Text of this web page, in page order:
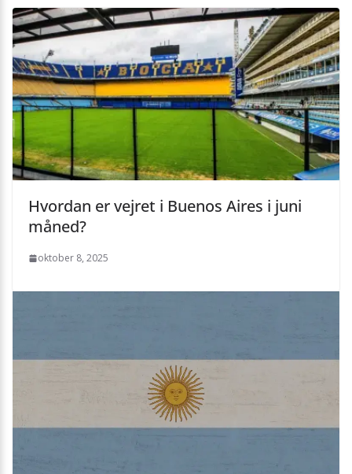
Hvordan er vejret i Buenos Aires i juni
måned?
oktober 8, 2025